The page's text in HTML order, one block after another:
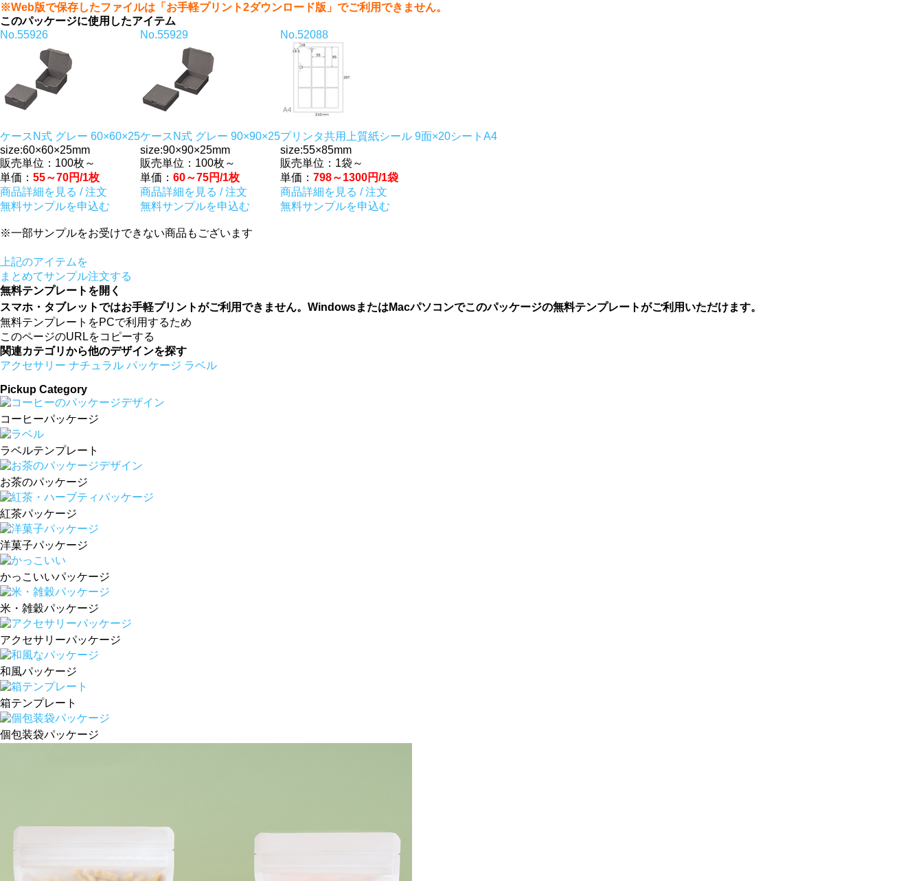
※Web版で保存したファイルは「お手軽プリント2ダウンロード版」でご利用できません。
このパッケージに使用したアイテム
No.55926
ケースN式 グレー 60×60×25
size:60×60×25mm
販売単位：100枚～
単価： 55～70円/1枚
商品詳細を見る / 注文
無料サンプルを申込む
No.55929
ケースN式 グレー 90×90×25
size:90×90×25mm
販売単位：100枚～
単価： 60～75円/1枚
商品詳細を見る / 注文
無料サンプルを申込む
No.52088
プリンタ共用上質紙シール 9面×20シートA4
size:55×85mm
販売単位：1袋～
単価： 798～1300円/1袋
商品詳細を見る / 注文
無料サンプルを申込む
※一部サンプルをお受けできない商品もございます
上記のアイテムを
まとめてサンプル注文する
無料テンプレートを開く
スマホ・タブレットではお手軽プリントがご利用できません。WindowsまたはMacパソコンでこのパッケージの無料テンプレートがご利用いただけます。
無料テンプレートをPCで利用するため
このページのURLをコピーする
関連カテゴリから他のデザインを探す
アクセサリー ナチュラル パッケージ ラベル
Pickup Category
コーヒーパッケージ
ラベルテンプレート
お茶のパッケージ
紅茶パッケージ
洋菓子パッケージ
かっこいいパッケージ
米・雑穀パッケージ
アクセサリーパッケージ
和風パッケージ
箱テンプレート
個包装袋パッケージ